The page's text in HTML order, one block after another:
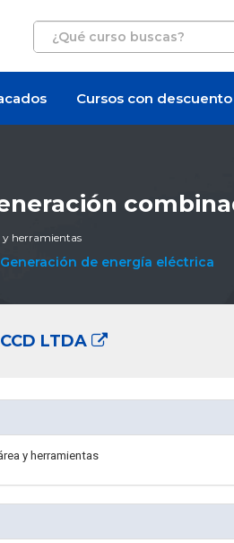
Cursos con descuento
y herramientas
Generación de energía eléctrica
LTDA
y herramientas